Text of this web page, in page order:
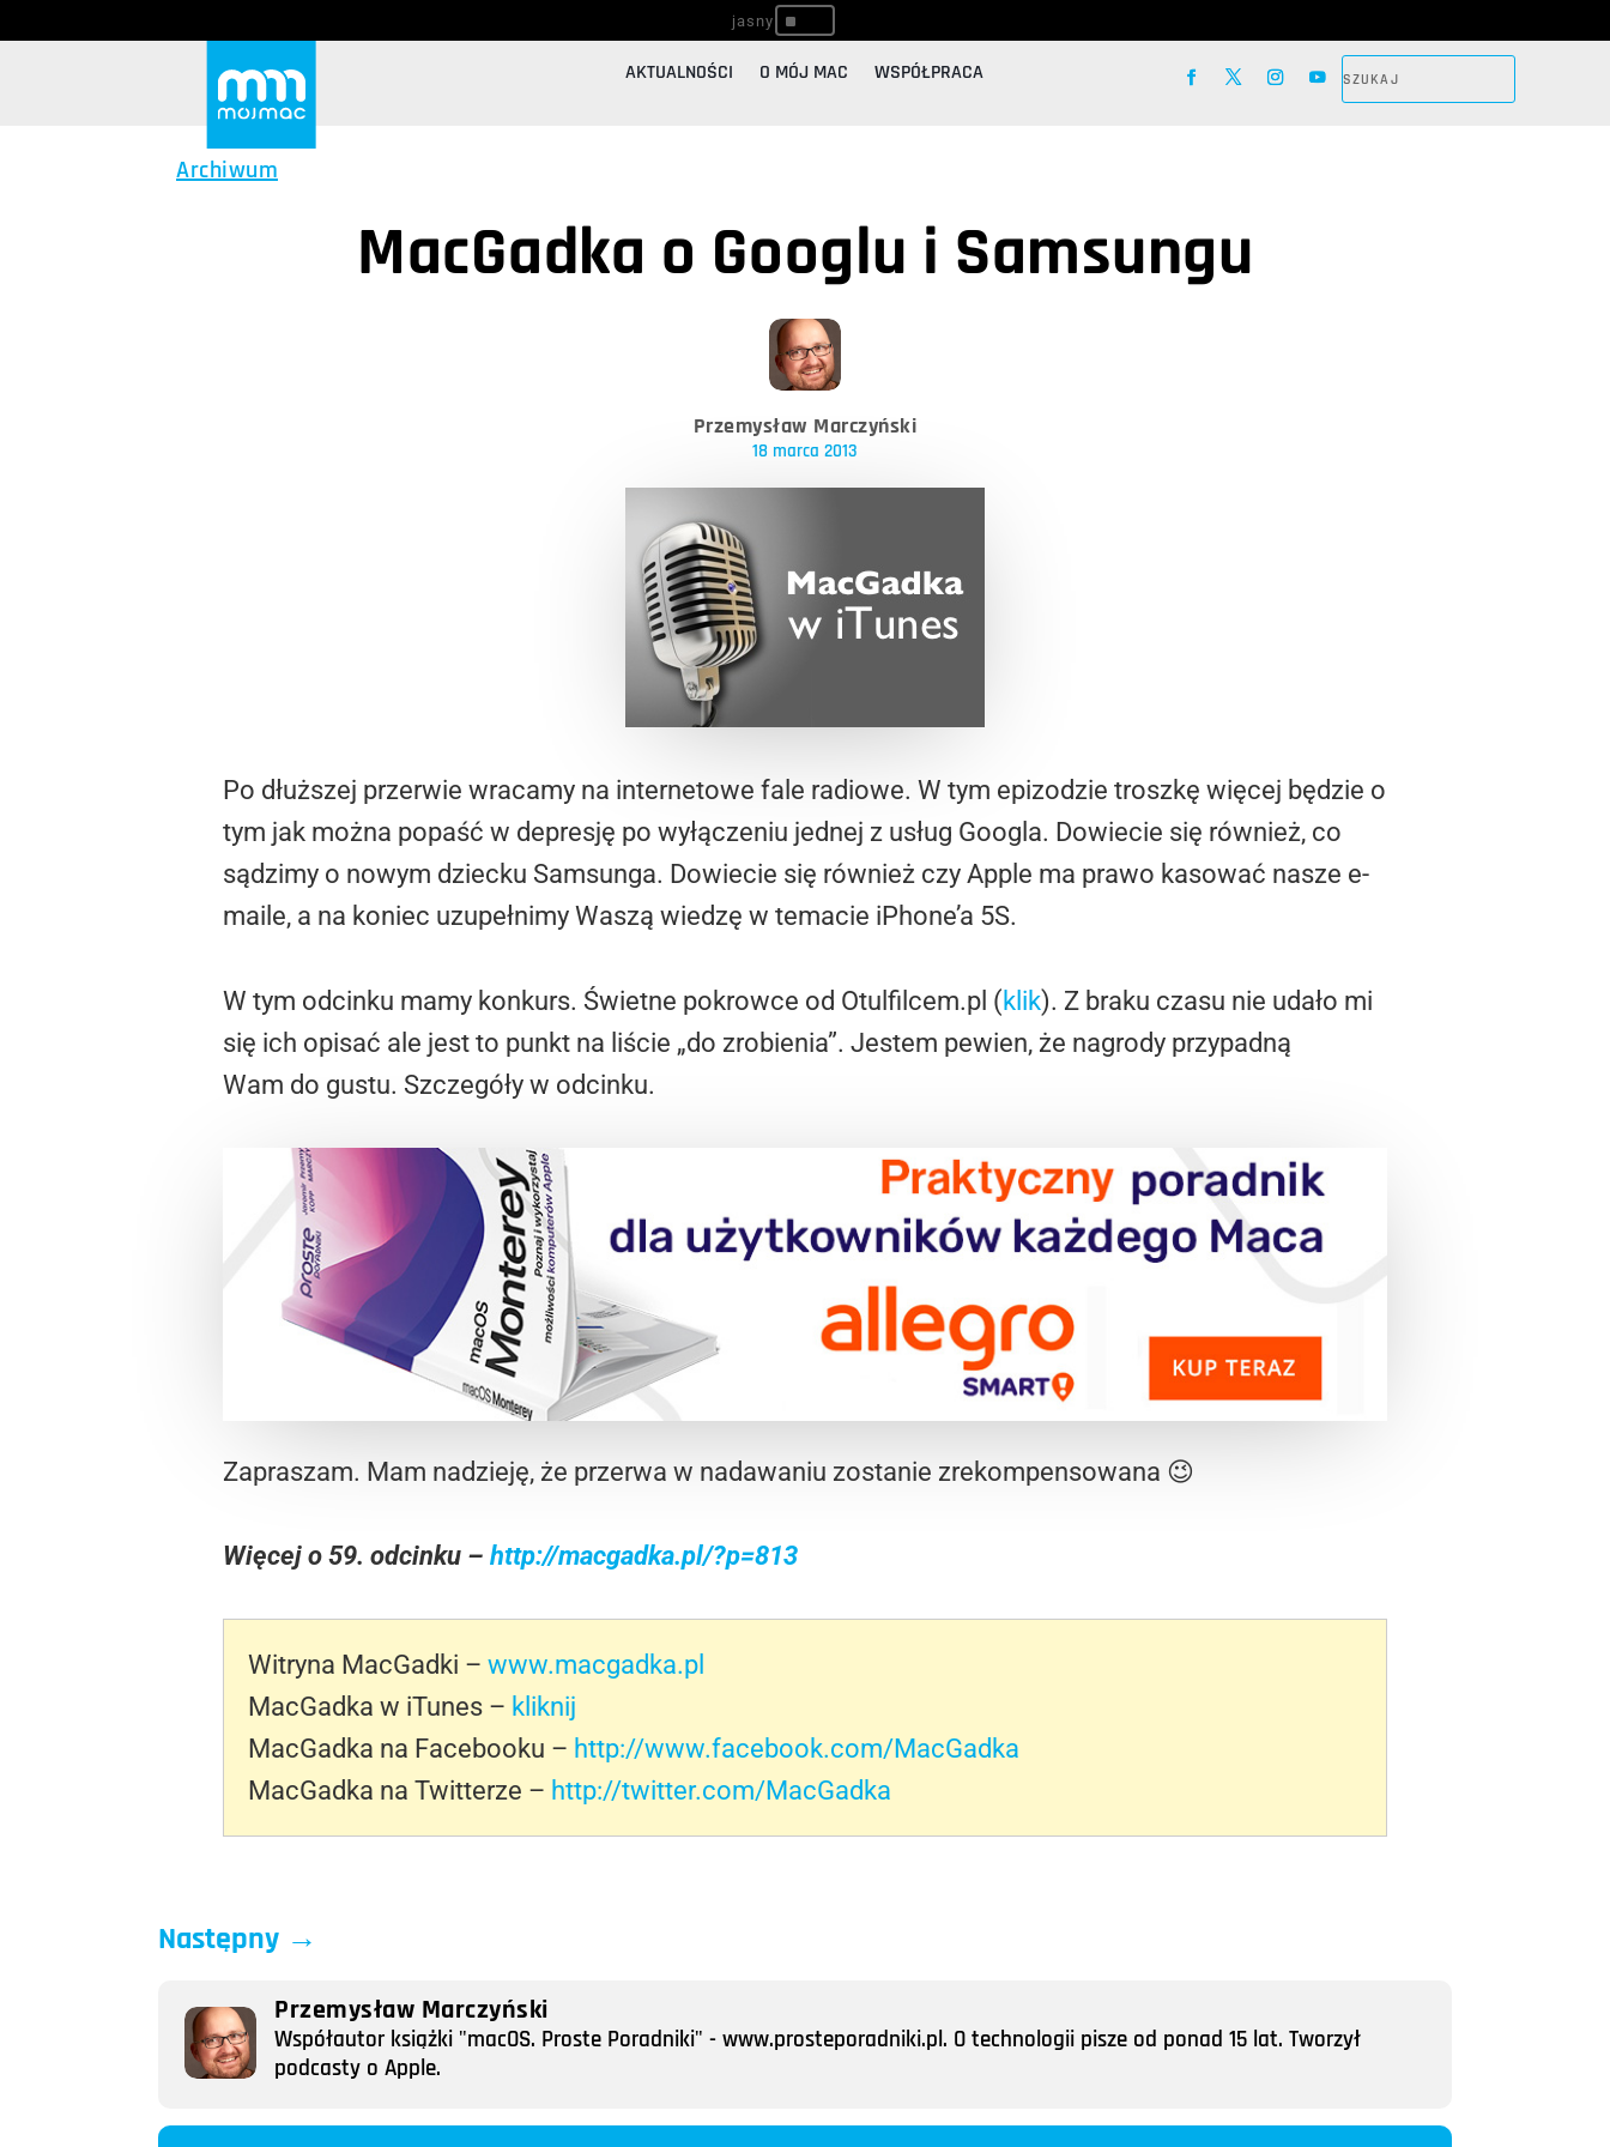
^
AKTUALNOŚCI O MÓJ MAC WSPÓŁPRACA
Archiwum
MacGadka o Googlu i Samsungu
Przemysław Marczyński
18 marca 2013
Po dłuższej przerwie wracamy na internetowe fale radiowe. W tym epizodzie troszkę więcej będzie o
tym jak można popaść w depresję po wyłączeniu jednej z usług Googla. Dowiecie się również, co
sądzimy o nowym dziecku Samsunga. Dowiecie się również czy Apple ma prawo kasować nasze e-
maile, a na koniec uzupełnimy Waszą wiedzę w temacie iPhone’a 5S.
W tym odcinku mamy konkurs. Świetne pokrowce od Otulfilcem.pl (klik). Z braku czasu nie udało mi
się ich opisać ale jest to punkt na liście „do zrobienia”. Jestem pewien, że nagrody przypadną
Wam do gustu. Szczegóły w odcinku.
Zapraszam. Mam nadzieję, że przerwa w nadawaniu zostanie zrekompensowana 😉
Więcej o 59. odcinku – http://macgadka.pl/?p=813
Witryna MacGadki – www.macgadka.pl
MacGadka w iTunes – kliknij
MacGadka na Facebooku – http://www.facebook.com/MacGadka
MacGadka na Twitterze – http://twitter.com/MacGadka
Następny →
Przemysław Marczyński
Współautor książki "macOS. Proste Poradniki" - www.prosteporadniki.pl. O technologii pisze od ponad 15 lat. Tworzył
podcasty o Apple.